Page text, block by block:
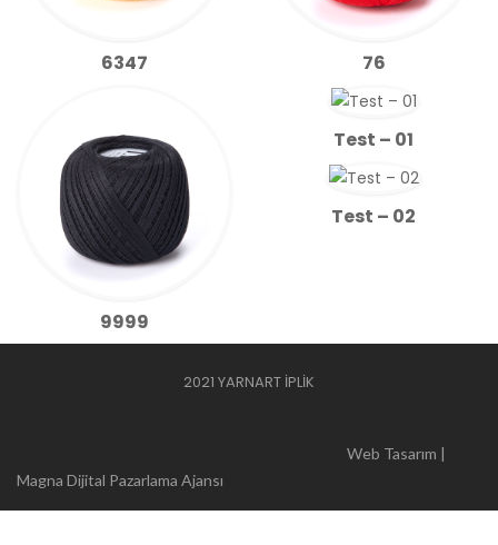
6347 76
9999
Test – 01
Test – 02
2021 YARNART İPLİK
Web Tasarım |
Magna Dijital Pazarlama Ajansı